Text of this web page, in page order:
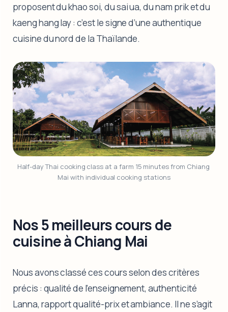
proposent du khao soi, du sai ua, du nam prik et du
kaeng hang lay : c’est le signe d’une authentique
cuisine du nord de la Thaïlande.
Half-day Thai cooking class at a farm 15 minutes from Chiang
Mai with individual cooking stations
Nos 5 meilleurs cours de
cuisine à Chiang Mai
Nous avons classé ces cours selon des critères
précis : qualité de l’enseignement, authenticité
Lanna, rapport qualité-prix et ambiance. Il ne s’agit